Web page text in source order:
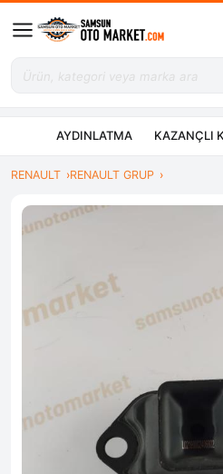
AYDINLATMA KAZANÇLI
RENAULT RENAULT GRUP